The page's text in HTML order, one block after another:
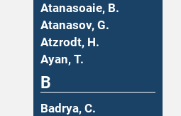
Atanasoaie, B.
Atanasov, G.
Atzrodt, H.
Ayan, T.
B
Badrya, C.